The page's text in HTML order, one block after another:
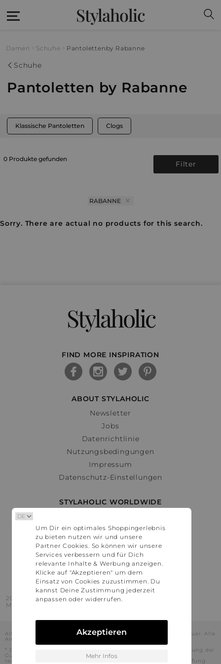
Stylaholic
Damen Schuhe Pantoletten by Rabanne
Schuhe
Pantoletten by Rabanne
Klassische Pantoletten Clogs
0 Produkte gefunden
Filter
RABANNE
Sorry. There are actual no products for this search.
Stylaholic
FIND MORE INSPIRATION
ABOUT STYLAHOLIC
Newsletter
Jobs
Datenrichtlinie
Nutzungsbedingungen
Impressum
Datenschutz-Einstellungen
STYLAHOLIC WORLDWIDE
Österreich
Schweiz
France
United States
2016 - 2026 © Stylaholic.
Made for you with love in munich.
Alle Preise inkl. der jeweils geltenden gesetzlichen Mehrwertsteuer. Alle
Angaben ohne Gewähr.
* Die angezeigten Preise beinhalten Rabatte, die durch die Nutzung der
Gutschein-Codes auf den Seiten unserer Partner voraussichtlich
realisiert werden können. Stylaholic führt keine vollständige Prüfung
Um Dir ein optimales Shoppingerlebnis
zu bieten nutzen wir und unsere
Partner Cookies. So können wir unsere
Services verbessern und für Dich
relevante Inhalte & Werbung anzeigen.
Klicke auf "Akzeptieren" um dem
Einsatz von Cookies zuzustimmen. Du
kannst Deine Zustimmung jederzeit
anpassen oder widerrufen.
Akzeptieren
Mehr Infos